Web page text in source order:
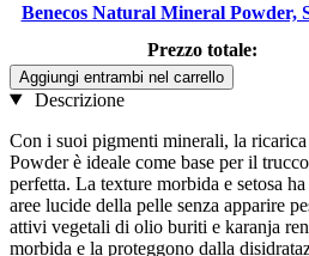
Benecos Natural Mineral Powder,
Prezzo totale:
Aggiungi entrambi nel carrello
Descrizione
Con i suoi pigmenti minerali, la
Powder è ideale come base per il
perfetta. La texture morbida e setosa
aree lucide della pelle senza apparire
attivi vegetali di olio buriti e karanja
morbida e la proteggono dalla